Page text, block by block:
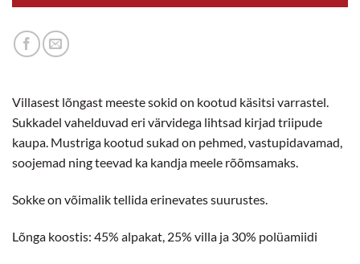
Villasest lõngast meeste sokid on kootud käsitsi varrastel.
Sukkadel vahelduvad eri värvidega lihtsad kirjad triipude
kaupa. Mustriga kootud sukad on pehmed, vastupidavamad,
soojemad ning teevad ka kandja meele rõõmsamaks.
Sokke on võimalik tellida erinevates suurustes.
Lõnga koostis: 45% alpakat, 25% villa ja 30% polüamiidi